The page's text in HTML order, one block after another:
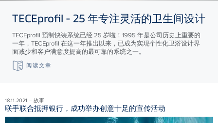
TECEprofil - 25 年专注灵活的卫生间设计
TECEprofil 预制快装系统已经 25 岁啦！1995 年是公司历史上重要的
一年，TECEprofil 在这一年推出以来，已成为实现个性化卫浴设计界
面减少和客户满意度提高的最可靠的系统之一。
阅读文章
18.11.2021 – 故事
联手联合抵押银行，成功举办创意十足的宣传活动